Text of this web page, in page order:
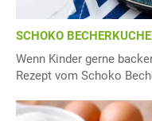
SCHOKO
Wenn Kinder gerne
Rezept vom Schoko